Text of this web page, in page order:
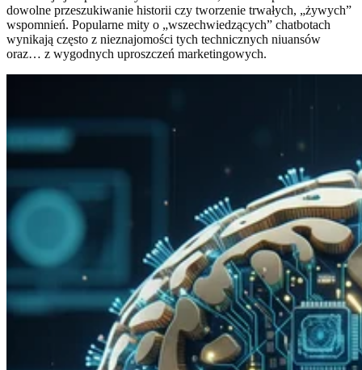
dowolne przeszukiwanie historii czy tworzenie trwałych, „żywych”
wspomnień. Popularne mity o „wszechwiedzących” chatbotach
wynikają często z nieznajomości tych technicznych niuansów
oraz… z wygodnych uproszczeń marketingowych.